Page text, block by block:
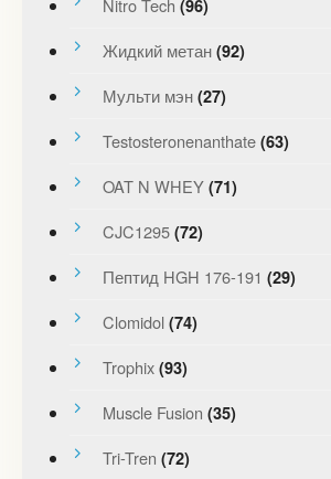
(96)
Жидкий метан (92)
Мульти мэн (27)
Testosteronenanthate (63)
OAT N WHEY (71)
CJC1295 (72)
Пептид HGH 176-191 (29)
Clomidol (74)
Trophix (93)
Muscle Fusion (35)
Tri-Tren (72)